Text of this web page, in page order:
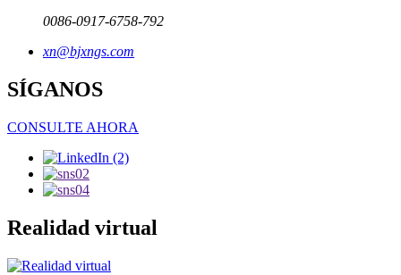
0086-0917-6758-792
xn@bjxngs.com
SÍGANOS
CONSULTE AHORA
Realidad virtual